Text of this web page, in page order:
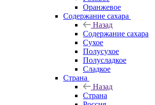
Оранжевое
Содержание сахара
Назад
Содержание сахара
Сухое
Полусухое
Полусладкое
Сладкое
Страна
Назад
Страна